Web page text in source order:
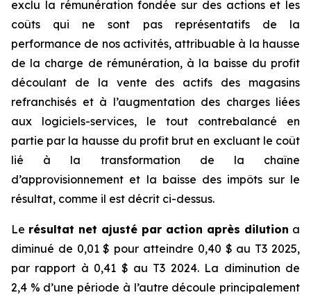
exclu la rémunération fondée sur des actions et les
coûts qui ne sont pas représentatifs de la
performance de nos activités, attribuable à la hausse
de la charge de rémunération, à la baisse du profit
découlant de la vente des actifs des magasins
refranchisés et à l’augmentation des charges liées
aux logiciels-services, le tout contrebalancé en
partie par la hausse du profit brut en excluant le coût
lié à la transformation de la chaîne
d’approvisionnement et la baisse des impôts sur le
résultat, comme il est décrit ci-dessus.
Le résultat net ajusté par action après dilution a
diminué de 0,01 $ pour atteindre 0,40 $ au T3 2025,
par rapport à 0,41 $ au T3 2024. La diminution de
2,4 % d’une période à l’autre découle principalement